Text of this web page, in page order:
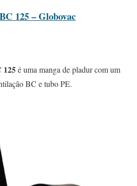
125 – Globovac
125é uma manga de pladur com um
BC e tubo PE.